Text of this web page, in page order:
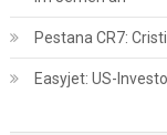
Pestana CR7:
Easyjet: US-